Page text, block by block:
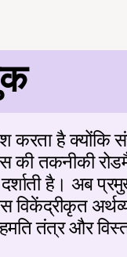
है क्योंकि
की तकनीकी
है। अब
विकेंद्रीकृत
तंत्र और